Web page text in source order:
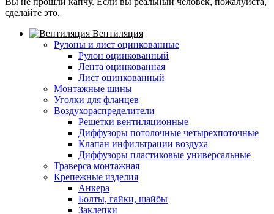
сделайте это.
Вентиляция
Рулоны и лист оцинкованные
Рулон оцинкованный
Лента оцинкованная
Лист оцинкованный
Монтажные шины
Уголки для фланцев
Воздухораспределители
Решетки вентиляционные
Диффузоры потолочные четырехпоточные
Клапан инфильтрации воздуха
Диффузоры пластиковые универсальные
Траверса монтажная
Крепежные изделия
Анкера
Болты, гайки, шайбы
Заклепки